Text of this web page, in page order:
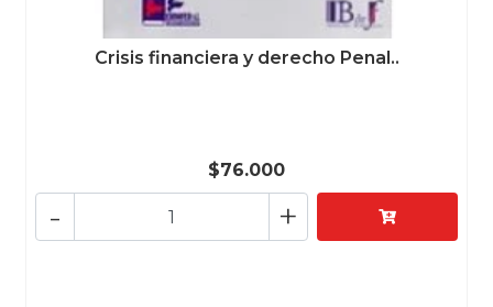
Crisis financiera y derecho Penal..
$76.000
+
-